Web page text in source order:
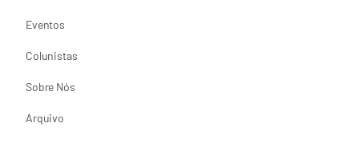
Eventos
Colunistas
Sobre Nós
Arquivo